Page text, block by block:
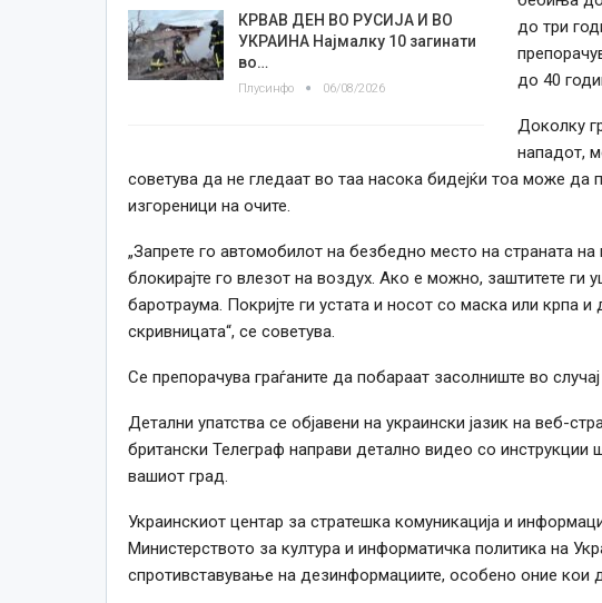
КРВАВ ДЕН ВО РУСИЈА И ВО
УКРАИНА Најмалку 10 загинати
во…
Плусинфо 06/08/2026
до три
до 40
Доколку
нападот,
советува да не гледаат во таа насока бидејќи тоа може да
изгореници на очите.
„Запрете го автомобилот на безбедно место на страната на
блокирајте го влезот на воздух. Ако е можно, заштитете ги
баротраума. Покријте ги устата и носот со маска или крпа
скривницата“, се советува.
Се препорачува граѓаните да побараат засолниште во
Детални упатства се објавени на украински јазик на веб-
британски Телеграф направи детално видео со инструкции
вашиот град.
Украинскиот центар за стратешка комуникација и
Министерството за култура и информатичка политика на
спротивставување на дезинформациите, особено оние кои